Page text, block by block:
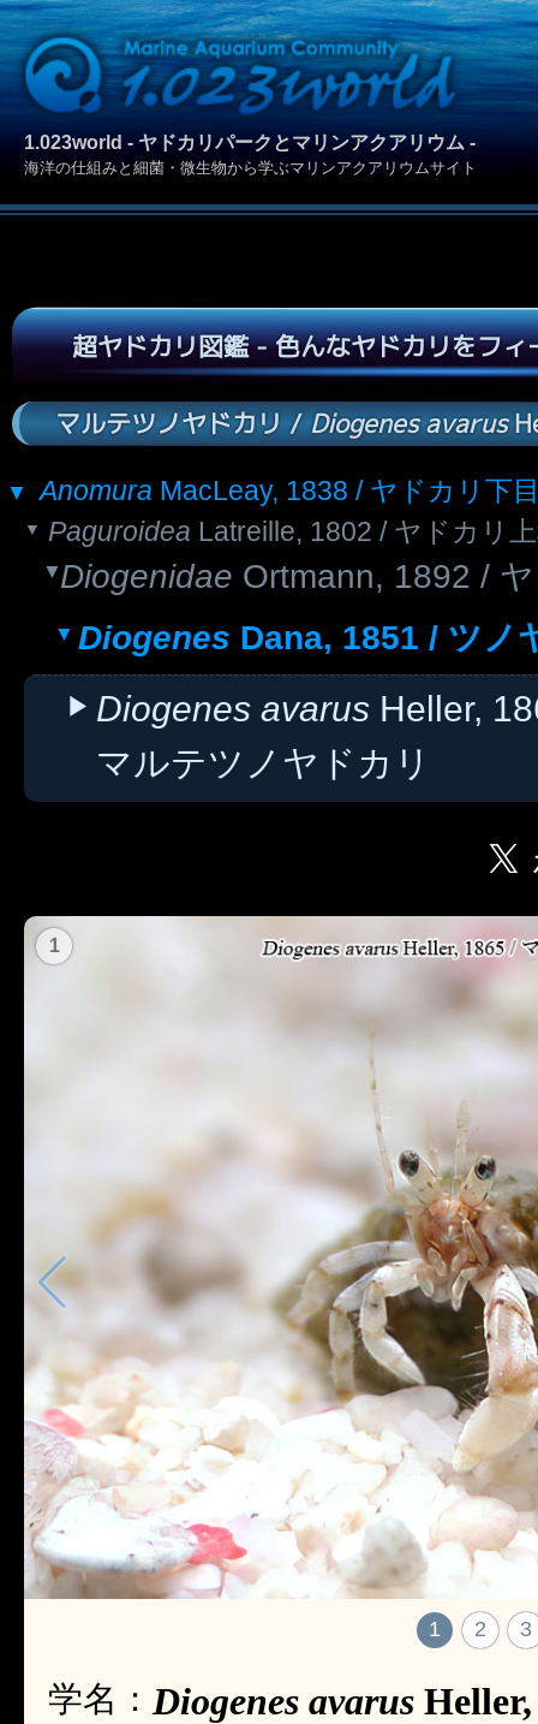
1.023world - ヤドカリパークとマリンアクアリウム -
海洋の仕組みと細菌・微生物から学ぶマリンアクアリウムサイト
超ヤドカリ図鑑 - 色んなヤドカリをフ
マルテツノヤドカリ /Diogenes avarus
Anomura MacLeay, 1838 / ヤドカリ下
Paguroidea Latreille, 1802 / ヤドカリ
Diogenidae Ortmann, 1892 /
Diogenes Dana, 1851 / ツノ
Diogenes avarus Heller,
マルテツノヤドカリ
1
1 2 3
学名： Diogenes avarus Heller,